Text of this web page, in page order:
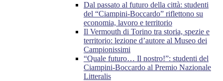
Dal passato al futuro della città: studenti
del “Ciampini-Boccardo” riflettono su
economia, lavoro e territorio
Il Vermouth di Torino tra storia, spezie e
territorio: lezione d’autore al Museo dei
Campionissimi
“Quale futuro… Il nostro!”: studenti del
Ciampini-Boccardo al Premio Nazionale
Litteralis